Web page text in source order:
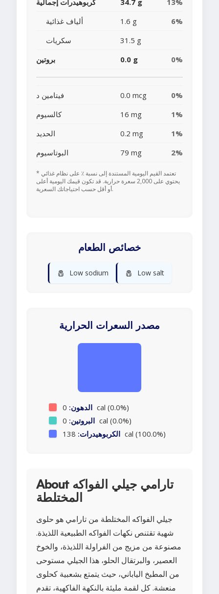
كربوهيدرات إجمالية 34.7 g
13%
ألياف غذائية
1.6 g
6%
سكريات
31.5 g
بروتين
0.0 g 0%
فيتامين د 0.0 mcg
0%
كالسيوم
16 mg
1%
الحديد
0.2 mg
1%
البوتاسيوم
79 mg 2%
* تعتمد القيم اليومية المستندة إلى نسبة ٪ على نظام غذائي
يحتوي على 2,000 سعرة حرارية. قد تكون قيمك اليومية أعلى
أو أقل حسب احتياجاتك السعرية.
خصائص الطعام
🧂 Low sodium 🧂 Low salt
مصدر السعرات الحرارية
الدهون: 0 cal (0.0%)
البروتين: 0 cal (0.0%)
الكربوهيدرات: 138 cal (100.0%)
About تارامي جيلي الفواكه
المختلطة
جيلي الفواكه المختلطة من تارامي هو حلوى
شهية تقتنص نكهات الفواكه الطبيعية اللذيذة.
مصنوعة من مزيج من الفراولة اللذيذة، والخوخ
العصير، والبرتقال الحلو، هذا الجيلي مستوحى
من المطبخ الياباني، حيث يتمتع بشعبية كحلوى
منعشة. كل لقمة مليئة بالنكهة الفاكهية، تقدم